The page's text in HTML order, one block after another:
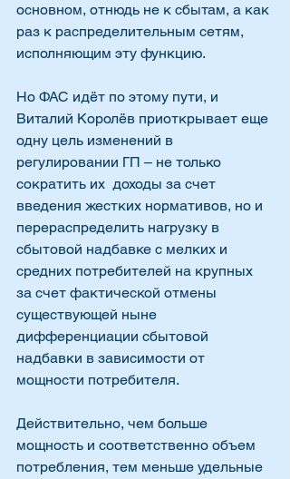
основном, отнюдь не к сбытам, а как
раз к распределительным сетям,
исполняющим эту функцию.
Но ФАС идёт по этому пути, и
Виталий Королёв приоткрывает еще
одну цель изменений в
регулировании ГП – не только
сократить их  доходы за счет
введения жестких нормативов, но и
перераспределить нагрузку в
сбытовой надбавке с мелких и
средних потребителей на крупных
за счет фактической отмены
существующей ныне
дифференциации сбытовой
надбавки в зависимости от
мощности потребителя.
Действительно, чем больше
мощность и соответственно объем
потребления, тем меньше удельные